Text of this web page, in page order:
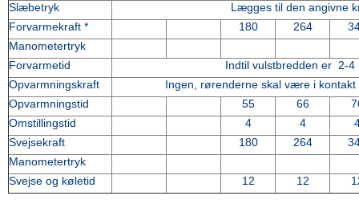
Slæbetryk
Lægges til den angivne
Forvarmekraft *
180 264
Manometertryk
Forvarmetid
Indtil vulstbredden er 2-4
Opvarmningskraft
Ingen, rørenderne skal være i kontakt
Opvarmningstid
55 66
Omstillingstid
4 4
Svejsekraft
180 264
Manometertryk
Svejse og køletid
12 12